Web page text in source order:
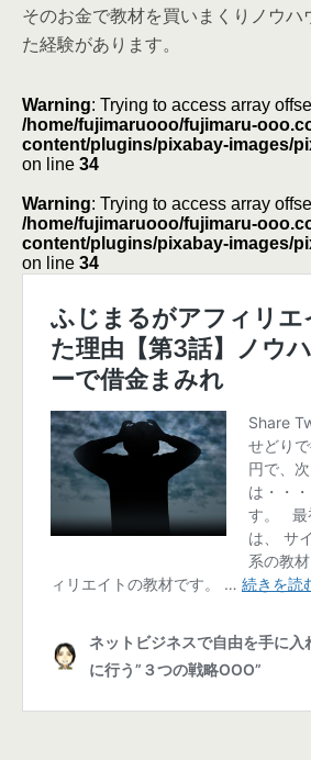
そのお金で教材を買いまくりノウハ
た経験があります。